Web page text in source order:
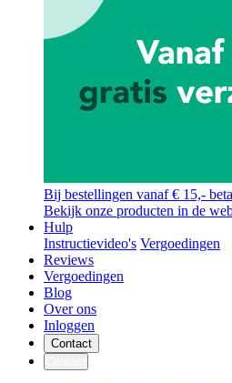
Bij bestellingen vanaf € 15,-
Bekijk onze producten in de
Hulp
Instructievideo's Vergoedingen
Reviews
Vergoedingen
Blog
Over ons
Inloggen
Contact